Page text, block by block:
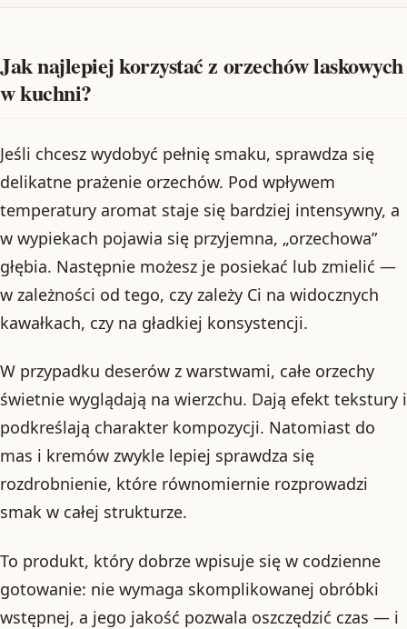
Jak najlepiej korzystać z orzechów laskowych
w kuchni?
Jeśli chcesz wydobyć pełnię smaku, sprawdza się
delikatne prażenie orzechów. Pod wpływem
temperatury aromat staje się bardziej intensywny, a
w wypiekach pojawia się przyjemna, „orzechowa”
głębia. Następnie możesz je posiekać lub zmielić —
w zależności od tego, czy zależy Ci na widocznych
kawałkach, czy na gładkiej konsystencji.
W przypadku deserów z warstwami, całe orzechy
świetnie wyglądają na wierzchu. Dają efekt tekstury i
podkreślają charakter kompozycji. Natomiast do
mas i kremów zwykle lepiej sprawdza się
rozdrobnienie, które równomiernie rozprowadzi
smak w całej strukturze.
To produkt, który dobrze wpisuje się w codzienne
gotowanie: nie wymaga skomplikowanej obróbki
wstępnej, a jego jakość pozwala oszczędzić czas — i